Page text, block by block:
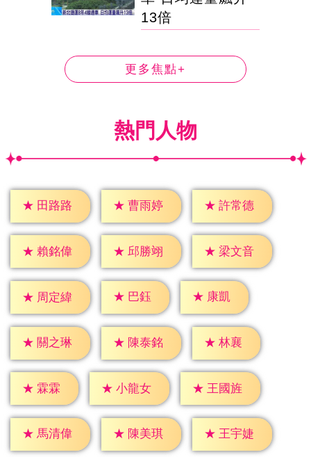
13倍
更多焦點+
熱門人物
★ 田路路 ★ 曹雨婷 ★ 許常德
★ 賴銘偉 ★ 邱勝翊 ★ 梁文音
★ 周定緯 ★ 巴鈺 ★ 康凱
★ 關之琳 ★ 陳泰銘 ★ 林襄
★ 霖霖 ★ 小龍女 ★ 王國旌
★ 馬清偉 ★ 陳美琪 ★ 王宇婕